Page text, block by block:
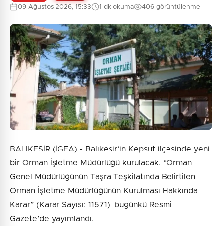
09 Ağustos 2026, 15:33 1 dk okuma 406 görüntülenme
BALIKESİR (İGFA) - Balıkesir’in Kepsut ilçesinde yeni
bir Orman İşletme Müdürlüğü kurulacak. “Orman
Genel Müdürlüğünün Taşra Teşkilatında Belirtilen
Orman İşletme Müdürlüğünün Kurulması Hakkında
Karar” (Karar Sayısı: 11571), bugünkü Resmi
Gazete’de yayımlandı.